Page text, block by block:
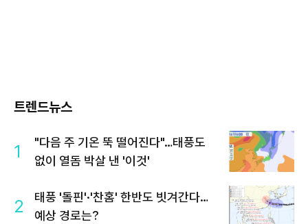
트렌드뉴스
1
"다음 주 기온 뚝 떨어진다"…태풍도
없이 열돔 박살 낸 '이것'
2
태풍 '돌핀'·'찬홈' 한반도 빗겨간다…
예상 경로는?